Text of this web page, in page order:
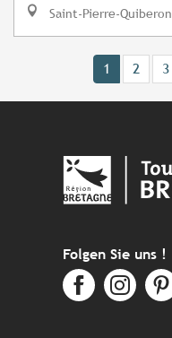
Saint-Pierre-Quiberon
1 2 3
Folgen Sie uns !